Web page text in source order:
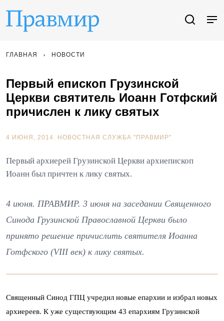
ГЛАВНАЯ НОВОСТИ
Первый епископ Грузинской
Церкви святитель Иоанн Готфский
причислен к лику святых
4 ИЮНЯ, 2014. НОВОСТНАЯ СЛУЖБА "ПРАВМИР"
Первый архиерей Грузинской Церкви архиепископ
Иоанн был причтен к лику святых.
4 июня. ПРАВМИР. 3 июня на заседании Священного
Синода Грузинской Православной Церкви было
принято решение причислить святителя Иоанна
Готфского (VIII век) к лику святых.
Священный Синод ГПЦ учредил новые епархии и избрал новых
архиереев. К уже существующим 43 епархиям Грузинской